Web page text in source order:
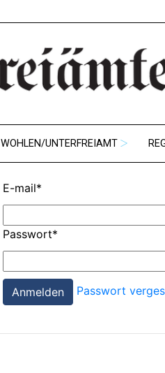
WOHLEN/UNTERFREIAMT
E-mail*
Passwort*
Passwort